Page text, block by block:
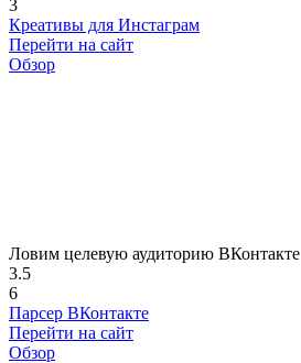
3
Креативы для Инстаграм
Перейти на сайт
Обзор
Ловим целевую аудиторию ВКонтакте
3.5
6
Парсер ВКонтакте
Перейти на сайт
Обзор